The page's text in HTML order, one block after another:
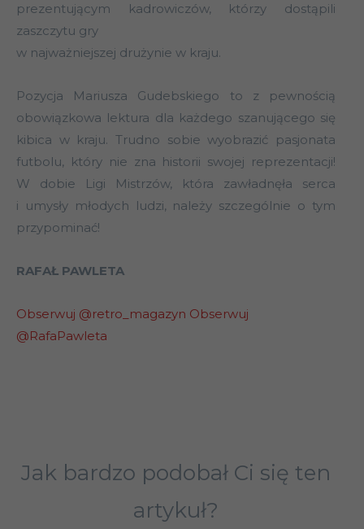
prezentującym kadrowiczów, którzy dostąpili
zaszczytu gry
w najważniejszej drużynie w kraju.
Pozycja Mariusza Gudebskiego to z pewnością
obowiązkowa lektura dla każdego szanującego się
kibica w kraju. Trudno sobie wyobrazić pasjonata
futbolu, który nie zna historii swojej reprezentacji!
W dobie Ligi Mistrzów, która zawładnęła serca
i umysły młodych ludzi, należy szczególnie o tym
przypominać!
RAFAŁ PAWLETA
Obserwuj @retro_magazyn Obserwuj
@RafaPawleta
Jak bardzo podobał Ci się ten
artykuł?